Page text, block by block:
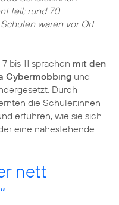
teil; rund 70
waren vor Ort
bis 11 sprachen mit den
Cybermobbing und
Durch
die Schüler:innen
erfuhren, wie sie sich
eine nahestehende
nett